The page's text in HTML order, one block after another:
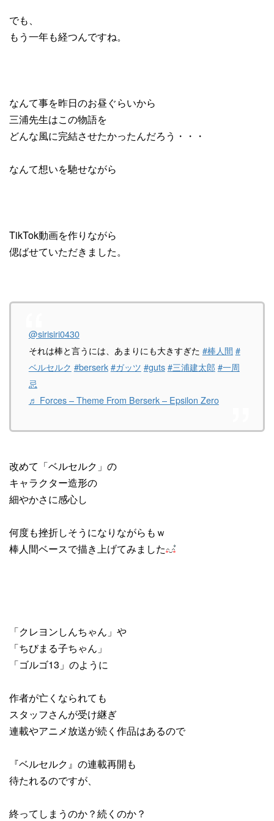
でも、
もう一年も経つんですね。
なんて事を昨日のお昼ぐらいから
三浦先生はこの物語を
どんな風に完結させたかったんだろう・・・
なんて想いを馳せながら
TikTok動画を作りながら
偲ばせていただきました。
@sirisiri0430
それは棒と言うには、あまりにも大きすぎた #棒人間 #
ベルセルク #berserk #ガッツ #guts #三浦建太郎 #一周
忌
♬ Forces – Theme From Berserk – Epsilon Zero
改めて「ベルセルク」の
キャラクター造形の
細やかさに感心し
何度も挫折しそうになりながらもｗ
棒人間ベースで描き上げてみました
「クレヨンしんちゃん」や
「ちびまる子ちゃん」
「ゴルゴ13」のように
作者が亡くなられても
スタッフさんが受け継ぎ
連載やアニメ放送が続く作品はあるので
『ベルセルク』の連載再開も
待たれるのですが、
終ってしまうのか？続くのか？